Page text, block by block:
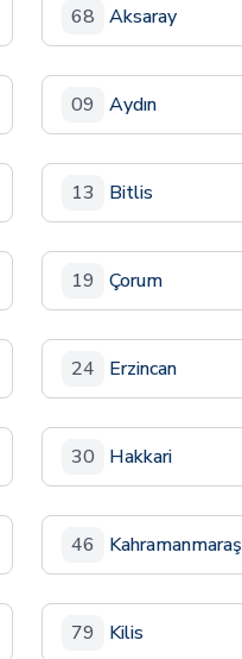
68 Aksaray
09 Aydın
13 Bitlis
19 Çorum
24 Erzincan
30 Hakkari
46 Kahramanmaraş
79 Kilis